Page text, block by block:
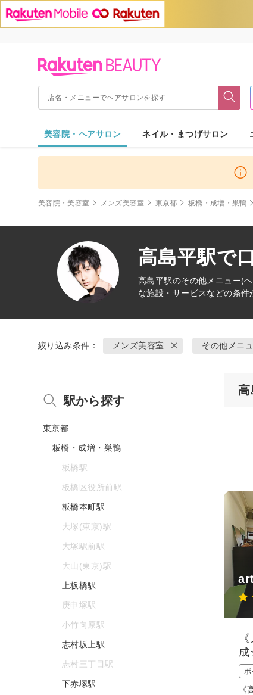
美容院・ヘアサロン ネイル・まつげサロン
美容院・美容室 メンズ美容室 東京都 板橋・成増・巣鴨
高島平駅で
高島平駅のその他メニュー(
な施設・サービスなどの条件
絞り込み条件： メンズ美容室 その他メニ
高
ポ
駅から探す
東京都
板橋・成増・巣鴨
板橋駅
板橋区役所前駅
板橋本町駅
大塚(東京)駅
大塚駅前駅
大山(東京)駅
上板橋駅
庚申塚駅
小竹向原駅
志村坂上駅
志村三丁目駅
下赤塚駅